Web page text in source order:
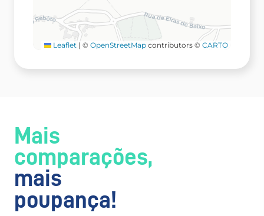
Leaflet | © OpenStreetMap contributors © CARTO
Mais
comparações,
mais
poupança!